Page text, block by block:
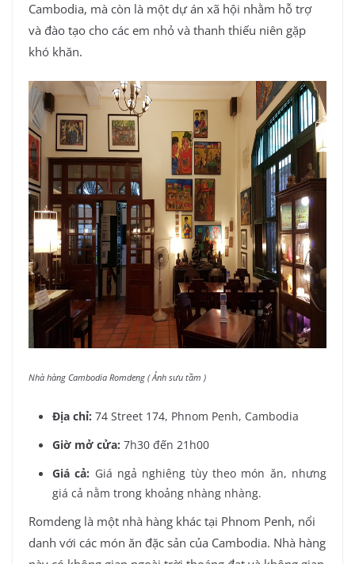
Cambodia, mà còn là một dự án xã hội nhằm hỗ trợ
và đào tạo cho các em nhỏ và thanh thiếu niên gặp
khó khăn.
Nhà hàng Cambodia Romdeng ( Ảnh sưu tầm )
Địa chỉ: 74 Street 174, Phnom Penh, Cambodia
Giờ mở cửa: 7h30 đến 21h00
Giá cả: Giá ngả nghiêng tùy theo món ăn, nhưng
giá cả nằm trong khoảng nhàng nhàng.
Romdeng là một nhà hàng khác tại Phnom Penh, nổi
danh với các món ăn đặc sản của Cambodia. Nhà hàng